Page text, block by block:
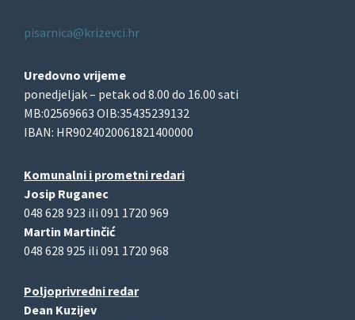
pisarnica@krizevci.hr
Uredovno vrijeme
ponedjeljak – petak od 8.00 do 16.00 sati
MB:02569663 OIB:35435239132
IBAN: HR9024020061821400000
Komunalni i prometni redari
Josip Ruganec
048 628 923 ili 091 1720 969
Martin Martinčić
048 628 925 ili 091 1720 968
Poljoprivredni redar
Dean Kuzijev